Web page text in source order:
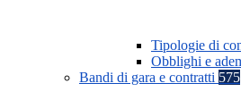
Tipologie di
Obblighi e
Bandi di gara e contratti 575